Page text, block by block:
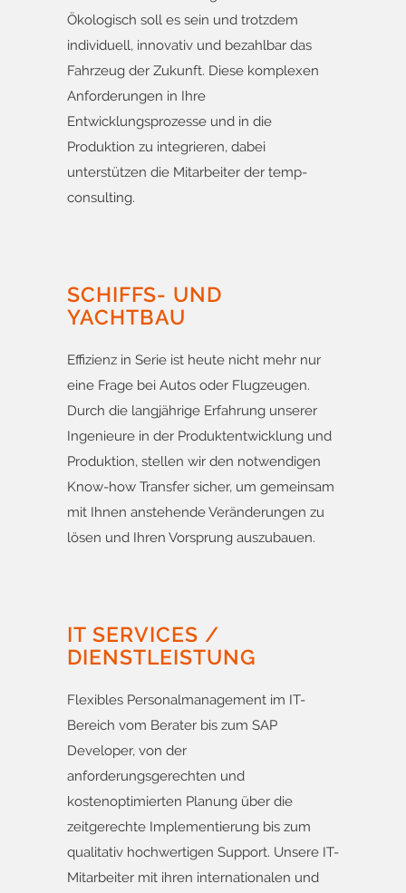
Ökologisch soll es sein und trotzdem
individuell, innovativ und bezahlbar das
Fahrzeug der Zukunft. Diese komplexen
Anforderungen in Ihre
Entwicklungsprozesse und in die
Produktion zu integrieren, dabei
unterstützen die Mitarbeiter der temp-
consulting.
SCHIFFS- UND
YACHTBAU
Effizienz in Serie ist heute nicht mehr nur
eine Frage bei Autos oder Flugzeugen.
Durch die langjährige Erfahrung unserer
Ingenieure in der Produktentwicklung und
Produktion, stellen wir den notwendigen
Know-how Transfer sicher, um gemeinsam
mit Ihnen anstehende Veränderungen zu
lösen und Ihren Vorsprung auszubauen.
IT SERVICES /
DIENSTLEISTUNG
Flexibles Personalmanagement im IT-
Bereich vom Berater bis zum SAP
Developer, von der
anforderungsgerechten und
kostenoptimierten Planung über die
zeitgerechte Implementierung bis zum
qualitativ hochwertigen Support. Unsere IT-
Mitarbeiter mit ihren internationalen und